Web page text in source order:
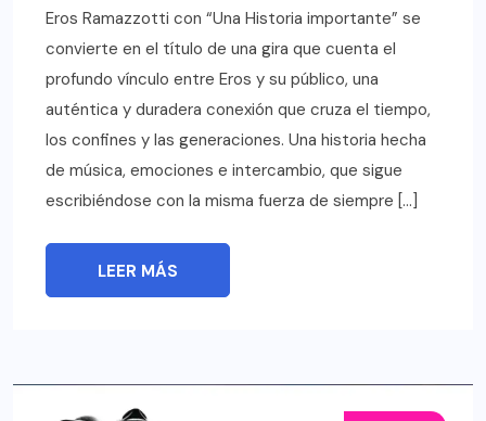
Eros Ramazzotti con “Una Historia importante” se
convierte en el título de una gira que cuenta el
profundo vínculo entre Eros y su público, una
auténtica y duradera conexión que cruza el tiempo,
los confines y las generaciones. Una historia hecha
de música, emociones e intercambio, que sigue
escribiéndose con la misma fuerza de siempre […]
LEER MÁS